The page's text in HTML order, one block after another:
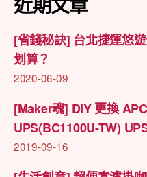
字:
[省錢秘訣] 台北捷運悠
划算？
2020-06-09
[Maker魂] DIY 更換
UPS(BC1100U-TW)
2019-09-16